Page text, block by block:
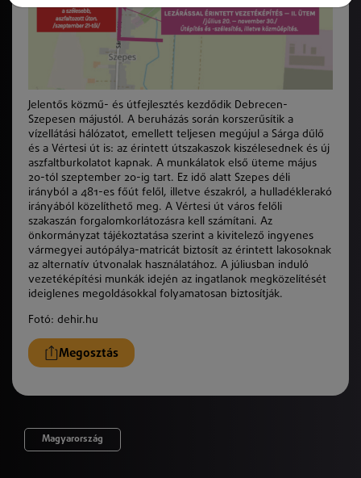
Jelentős közmű- és útfejlesztés kezdődik Debrecen-
Szepesen májustól. A beruházás során korszerűsítik a
vízellátási hálózatot, emellett teljesen megújul a Sárga dűlő
és a Vértesi út is: az érintett útszakaszok kiszélesednek és új
aszfaltburkolatot kapnak. A munkálatok első üteme május
20-tól szeptember 20-ig tart. Ez idő alatt Szepes déli
irányból a 481-es főút felől, illetve északról, a hulladéklerakó
irányából közelíthető meg. A Vértesi út város felőli
szakaszán forgalomkorlátozásra kell számítani. Az
önkormányzat tájékoztatása szerint a kivitelező ingyenes
vármegyei autópálya-matricát biztosít az érintett lakosoknak
az alternatív útvonalak használatához. A júliusban induló
vezetéképítési munkák idején az ingatlanok megközelítését
ideiglenes megoldásokkal folyamatosan biztosítják.
Fotó: dehir.hu
Megosztás
Magyarország